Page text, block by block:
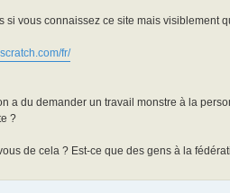
si vous connaissez ce site mais visiblement
fr/
a du demander un travail monstre à la
?
de cela ? Est-ce que des gens à la